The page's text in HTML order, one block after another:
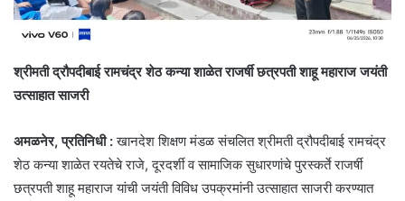
श्रीमती द्रौपदीबाई रामचंद्र शेठ कन्या शाळेत राजर्षी छत्रपती शाहू महाराज जयंती
उत्साहात साजरी
अमळनेर, प्रतिनिधी :खानदेश शिक्षण मंडळ संचलित श्रीमती द्रौपदीबाई रामचंद्र
शेठ कन्या शाळेत रयतेचे राजे, दूरदर्शी व सामाजिक सुधारणांचे पुरस्कर्ते राजर्षी
छत्रपती शाहू महाराज यांची जयंती विविध उपक्रमांनी उत्साहात साजरी करण्यात